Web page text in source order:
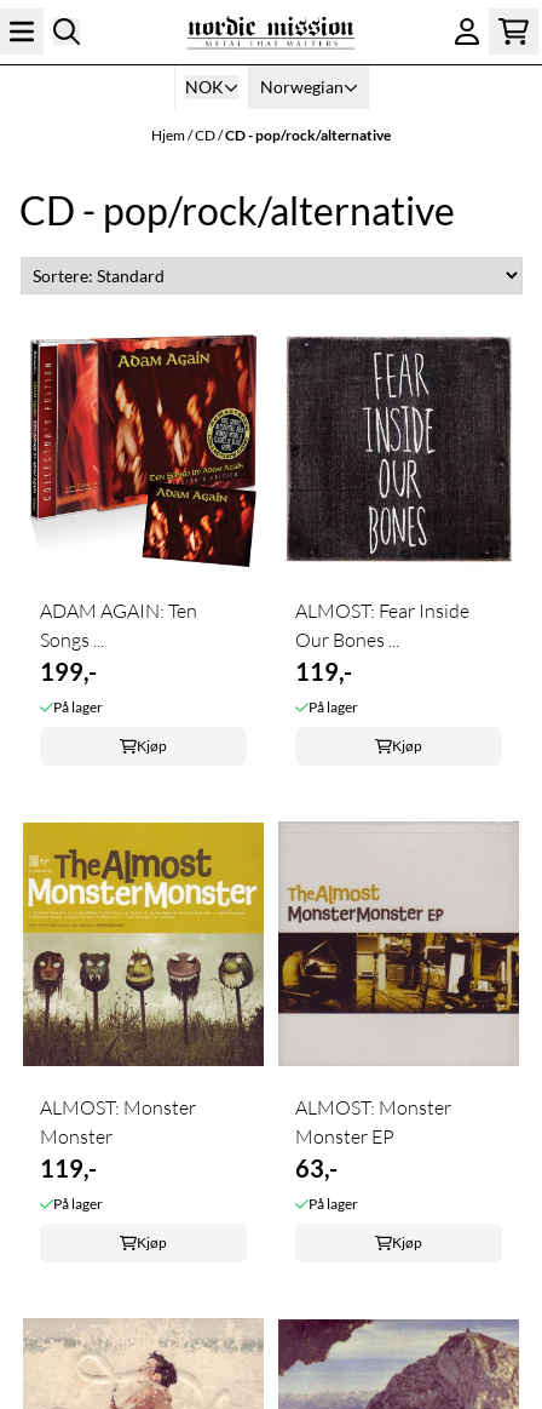
Hopp til innhold
NOK Norwegian
Hjem/CD/CD - pop/rock/alternative
CD - pop/rock/alternative
ADAM AGAIN: Ten
Songs ...
199,-
På lager
Kjøp
ALMOST: Fear Inside
Our Bones ...
119,-
På lager
Kjøp
ALMOST: Monster
Monster
119,-
På lager
Kjøp
ALMOST: Monster
Monster EP
63,-
På lager
Kjøp